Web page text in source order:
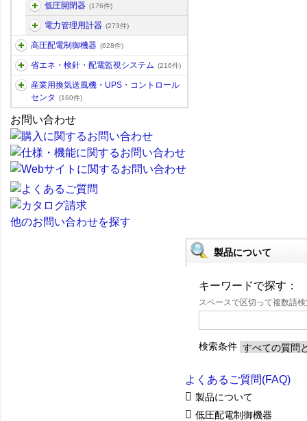
低圧開閉器 (176件)
電力管理用計器 (273件)
高圧配電制御機器 (628件)
省エネ・検針・配電監視システム (216件)
産業用換気送風機・UPS・コントロール
センタ
(160件)
お問い合わせ
他のお問い合わせを探す
製品について
キーワードで探す：
スペースで区切って複数語
検索条件
よくあるご質問(FAQ)
製品について
低圧配電制御機器